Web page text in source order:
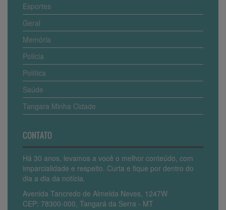
Esportes
Geral
Memória
Polícia
Política
Saúde
Tangara Minha Cidade
CONTATO
Há 30 anos, levamos a você o melhor conteúdo, com
imparcialidade e respeito. Curta e fique por dentro do
dia a dia da notícia.
Avenida Tancredo de Almeida Neves, 1247W
CEP: 78300-000, Tangará da Serra - MT